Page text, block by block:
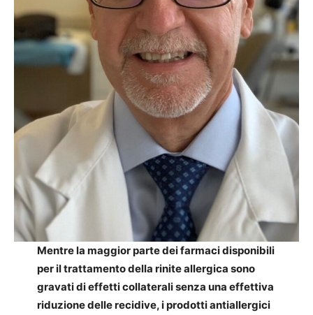
Mentre la maggior parte dei farmaci disponibili
per il trattamento della rinite allergica sono
gravati di effetti collaterali senza una effettiva
riduzione delle recidive, i prodotti antiallergici